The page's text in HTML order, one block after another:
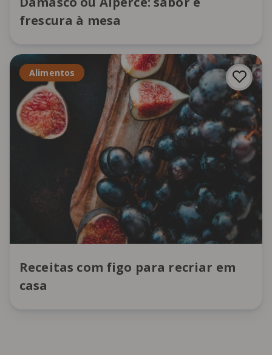
frescura à mesa
Alimentos
Receitas com figo para recriar em
casa